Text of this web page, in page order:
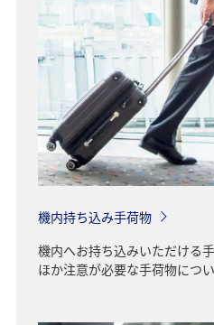
機内持ち込み手荷物
機内へお持ち込みいただける
ほか注意が必要な手荷物につ